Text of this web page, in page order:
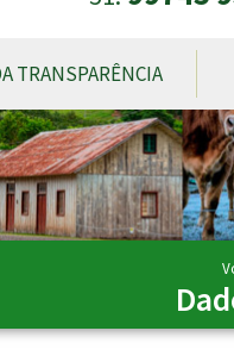
TRANSPARÊNCIA